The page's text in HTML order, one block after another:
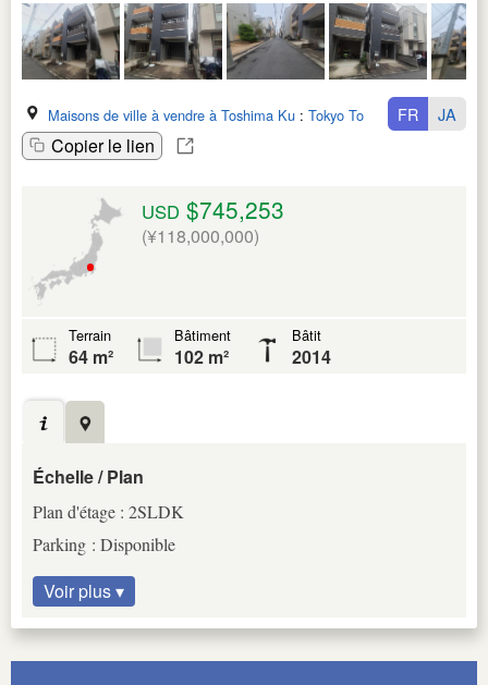
Maisons de ville à vendre à Toshima Ku : Tokyo To
Copier le lien
FR JA
USD $745,253
(¥118,000,000)
Terrain
64 m²
Bâtiment
102 m²
Bâtit
2014
Échelle / Plan
Plan d'étage : 2SLDK
Parking : Disponible
Voir plus ▾